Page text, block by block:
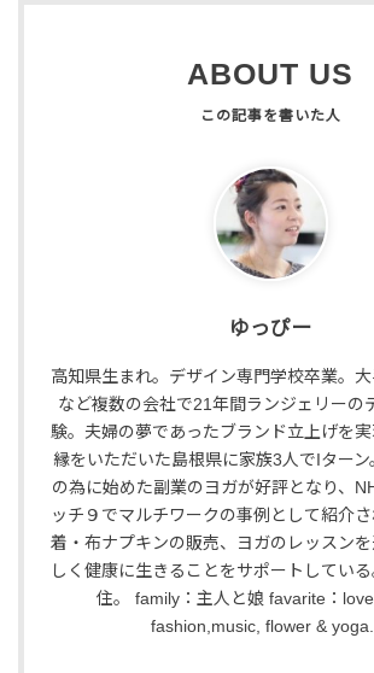
ABOUT US
ゆっぴー
高知県生まれ。デザイン専門学校卒業。
など複数の会社で21年間ランジェリーの
験。夫婦の夢であったブランド立上げを
縁をいただいた島根県に家族3人でIター
の為に始めた副業のヨガが好評となり、
ッチ９でマルチワークの事例として紹介
着・布ナプキンの販売、ヨガのレッスン
しく健康に生きることをサポートしてい
住。 family：主人と娘 favarite：
fashion,music, flower &